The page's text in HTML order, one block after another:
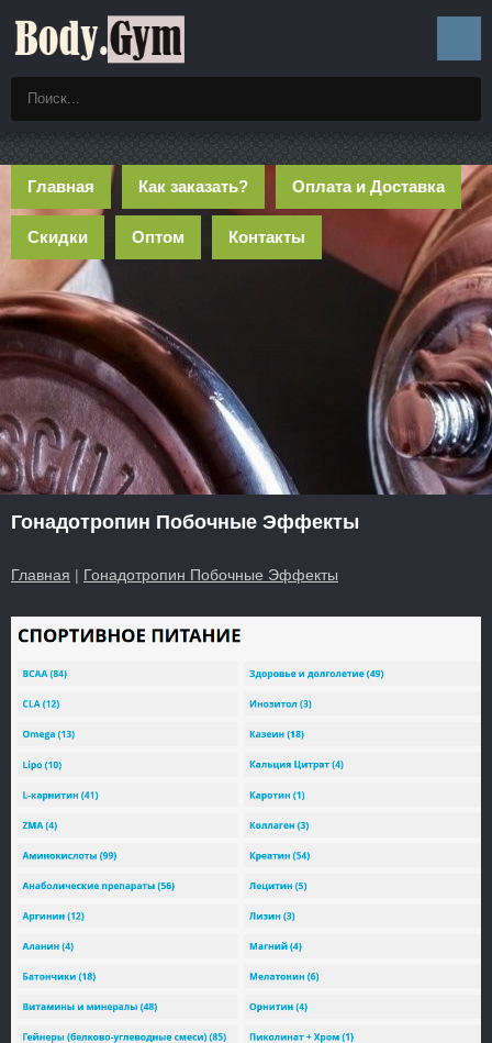
Главная Как заказать? Оплата и Доставка
Скидки Оптом Контакты
Гонадотропин Побочные Эффекты
Главная | Гонадотропин Побочные Эффекты